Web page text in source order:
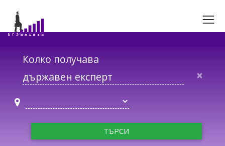
Колко получава
×
ТЪРСИ